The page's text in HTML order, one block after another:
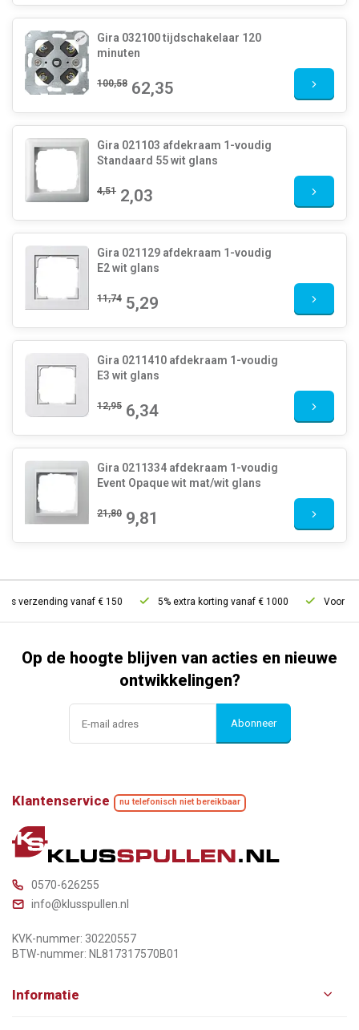
Gira 032100 tijdschakelaar 120
minuten
100,58 62,35
Gira 021103 afdekraam 1-voudig
Standaard 55 wit glans
4,51 2,03
Gira 021129 afdekraam 1-voudig
E2 wit glans
11,74 5,29
Gira 0211410 afdekraam 1-voudig
E3 wit glans
12,95 6,34
Gira 0211334 afdekraam 1-voudig
Event Opaque wit mat/wit glans
21,80 9,81
verzending vanaf € 150 5% extra korting vanaf € 1000 Voor 21u
Op de hoogte blijven van acties en nieuwe
ontwikkelingen?
Abonneer
Klantenservice nu telefonisch niet bereikbaar
0570-626255
info@klusspullen.nl
KVK-nummer: 30220557
BTW-nummer: NL817317570B01
Informatie